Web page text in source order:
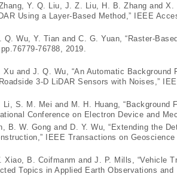
Y. Q. Liu, J. Z. Liu, H. B. Zhang and
Using a Layer-Based Method,” IEEE
Wu, Y. Tian and C. G. Yuan, “Raster-
76788, 2019.
Xu and J. Q. Wu, “An Automatic
3-D LiDAR Sensors with Noises,”
S. M. Mei and M. H. Huang, “Background
Conference on Electron Device and
B. W. Gong and D. Y. Wu, “Extending the
IEEE Transactions on
Xiao, B. Coifmanm and J. P. Mills, “Vehicle
Topics in Applied Earth Observations